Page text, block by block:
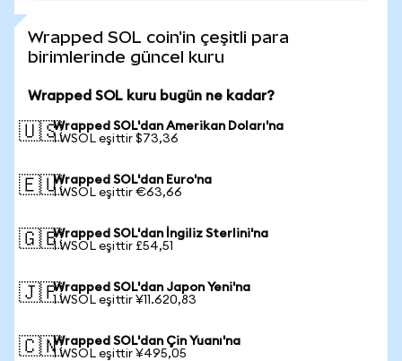
Wrapped SOL coin'in çeşitli para
birimlerinde güncel kuru
Wrapped SOL kuru bugün ne kadar?
🇺🇸Wrapped SOL'dan Amerikan Doları'na
1 WSOL eşittir $73,36
🇪🇺Wrapped SOL'dan Euro'na
1 WSOL eşittir €63,66
🇬🇧Wrapped SOL'dan İngiliz Sterlini'na
1 WSOL eşittir £54,51
🇯🇵Wrapped SOL'dan Japon Yeni'na
1 WSOL eşittir ¥11.620,83
🇨🇳Wrapped SOL'dan Çin Yuanı'na
1 WSOL eşittir ¥495,05